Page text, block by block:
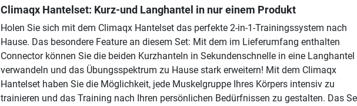
Climaqx Hantelset: Kurz-und Langhantel in nur einem Produkt
Holen Sie sich mit dem Climaqx Hantelset das perfekte 2-in-1-Trainingssystem nach
Hause. Das besondere Feature an diesem Set: Mit dem im Lieferumfang enthalten
Connector können Sie die beiden Kurzhanteln in Sekundenschnelle in eine Langhantel
verwandeln und das Übungsspektrum zu Hause stark erweitern! Mit dem Climaqx
Hantelset haben Sie die Möglichkeit, jede Muskelgruppe Ihres Körpers intensiv zu
trainieren und das Training nach Ihren persönlichen Bedürfnissen zu gestalten. Das